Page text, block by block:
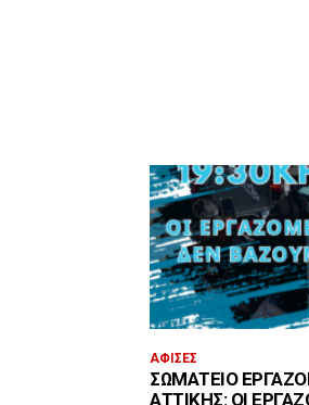
ΑΦΊΣΕΣ
ΣΩΜΑΤΕΊΟ
ΑΤΤΙΚΉΣ: ΟΙ